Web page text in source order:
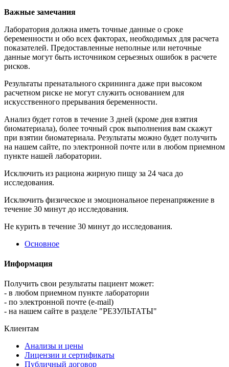
Важные замечания
Лаборатория должна иметь точные данные о сроке
беременности и обо всех факторах, необходимых для расчета
показателей. Предоставленные неполные или неточные
данные могут быть источником серьезных ошибок в расчете
рисков.
Результаты пренатального скрининга даже при высоком
расчетном риске не могут служить основанием для
искусственного прерывания беременности.
Анализ будет готов в течение 3 дней (кроме дня взятия
биоматериала), более точный срок выполнения вам скажут
при взятии биоматериала. Результаты можно будет получить
на нашем сайте, по электронной почте или в любом приемном
пункте нашей лаборатории.
Исключить из рациона жирную пищу за 24 часа до
исследования.
Исключить физическое и эмоциональное перенапряжение в
течение 30 минут до исследования.
Не курить в течение 30 минут до исследования.
Основное
Информация
Получить свои результаты пациент может:
- в любом приемном пункте лаборатории
- по электронной почте (e-mail)
- на нашем сайте в разделе "РЕЗУЛЬТАТЫ"
Клиентам
Анализы и цены
Лицензии и сертификаты
Публичный договор